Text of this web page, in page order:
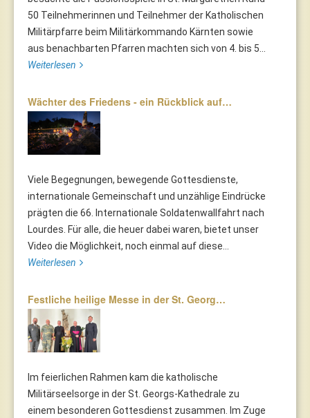
50 Teilnehmerinnen und Teilnehmer der Katholischen
Militärpfarre beim Militärkommando Kärnten sowie
aus benachbarten Pfarren machten sich von 4. bis 5...
Weiterlesen
Wächter des Friedens - ein Rückblick auf…
Viele Begegnungen, bewegende Gottesdienste,
internationale Gemeinschaft und unzählige Eindrücke
prägten die 66. Internationale Soldatenwallfahrt nach
Lourdes. Für alle, die heuer dabei waren, bietet unser
Video die Möglichkeit, noch einmal auf diese...
Weiterlesen
Festliche heilige Messe in der St. Georg…
Im feierlichen Rahmen kam die katholische
Militärseelsorge in der St. Georgs-Kathedrale zu
einem besonderen Gottesdienst zusammen. Im Zuge